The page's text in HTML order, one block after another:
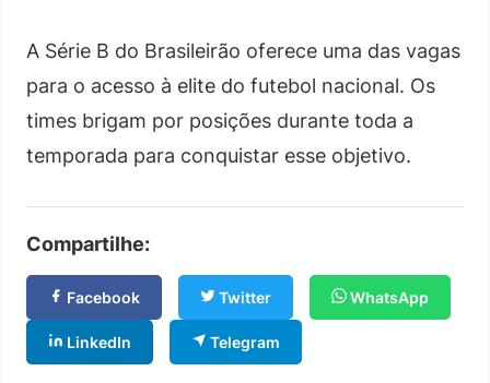
A Série B do Brasileirão oferece uma das vagas
para o acesso à elite do futebol nacional. Os
times brigam por posições durante toda a
temporada para conquistar esse objetivo.
Compartilhe:
Facebook Twitter WhatsApp
LinkedIn Telegram